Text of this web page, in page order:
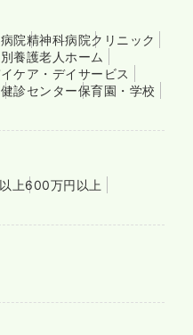
院精神科病院クリニック
養護老人ホーム
ケア・デイサービス
健診センター保育園・学校
上600万円以上